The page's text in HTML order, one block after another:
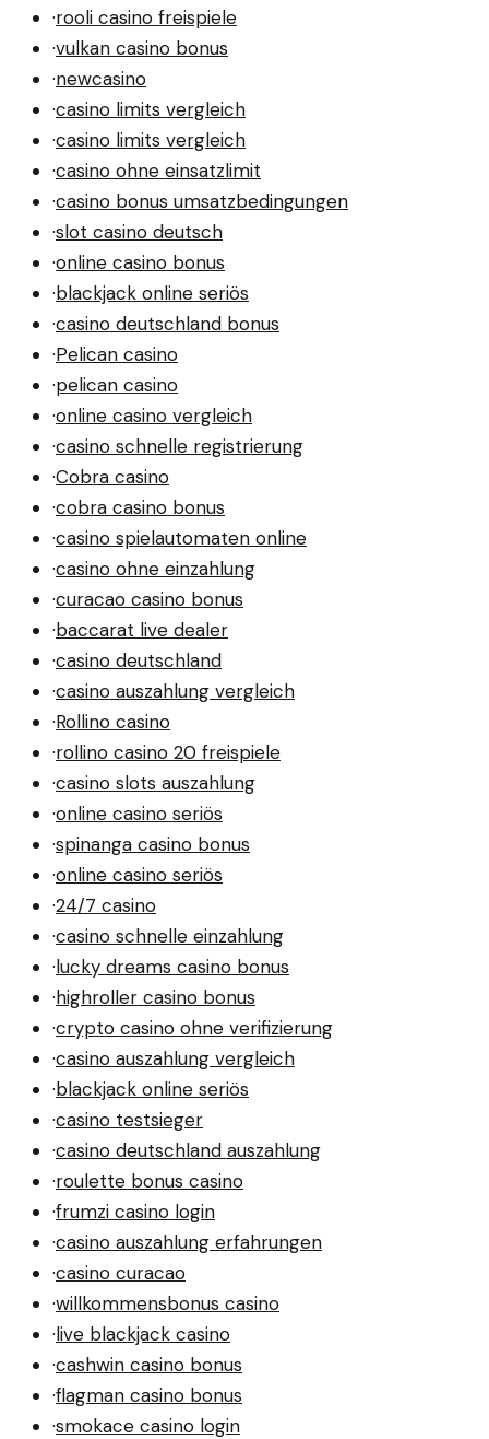
·rooli casino freispiele
·vulkan casino bonus
·newcasino
·casino limits vergleich
·casino limits vergleich
·casino ohne einsatzlimit
·casino bonus umsatzbedingungen
·slot casino deutsch
·online casino bonus
·blackjack online seriös
·casino deutschland bonus
·Pelican casino
·pelican casino
·online casino vergleich
·casino schnelle registrierung
·Cobra casino
·cobra casino bonus
·casino spielautomaten online
·casino ohne einzahlung
·curacao casino bonus
·baccarat live dealer
·casino deutschland
·casino auszahlung vergleich
·Rollino casino
·rollino casino 20 freispiele
·casino slots auszahlung
·online casino seriös
·spinanga casino bonus
·online casino seriös
·24/7 casino
·casino schnelle einzahlung
·lucky dreams casino bonus
·highroller casino bonus
·crypto casino ohne verifizierung
·casino auszahlung vergleich
·blackjack online seriös
·casino testsieger
·casino deutschland auszahlung
·roulette bonus casino
·frumzi casino login
·casino auszahlung erfahrungen
·casino curacao
·willkommensbonus casino
·live blackjack casino
·cashwin casino bonus
·flagman casino bonus
·smokace casino login